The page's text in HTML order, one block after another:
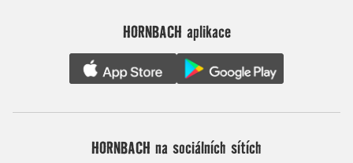
HORNBACH aplikace
HORNBACH na sociálních sítích